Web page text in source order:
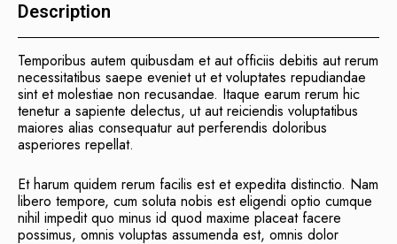
Description
Temporibus autem quibusdam et aut officiis debitis aut rerum
necessitatibus saepe eveniet ut et voluptates repudiandae
sint et molestiae non recusandae. Itaque earum rerum hic
tenetur a sapiente delectus, ut aut reiciendis voluptatibus
maiores alias consequatur aut perferendis doloribus
asperiores repellat.
Et harum quidem rerum facilis est et expedita distinctio. Nam
libero tempore, cum soluta nobis est eligendi optio cumque
nihil impedit quo minus id quod maxime placeat facere
possimus, omnis voluptas assumenda est, omnis dolor